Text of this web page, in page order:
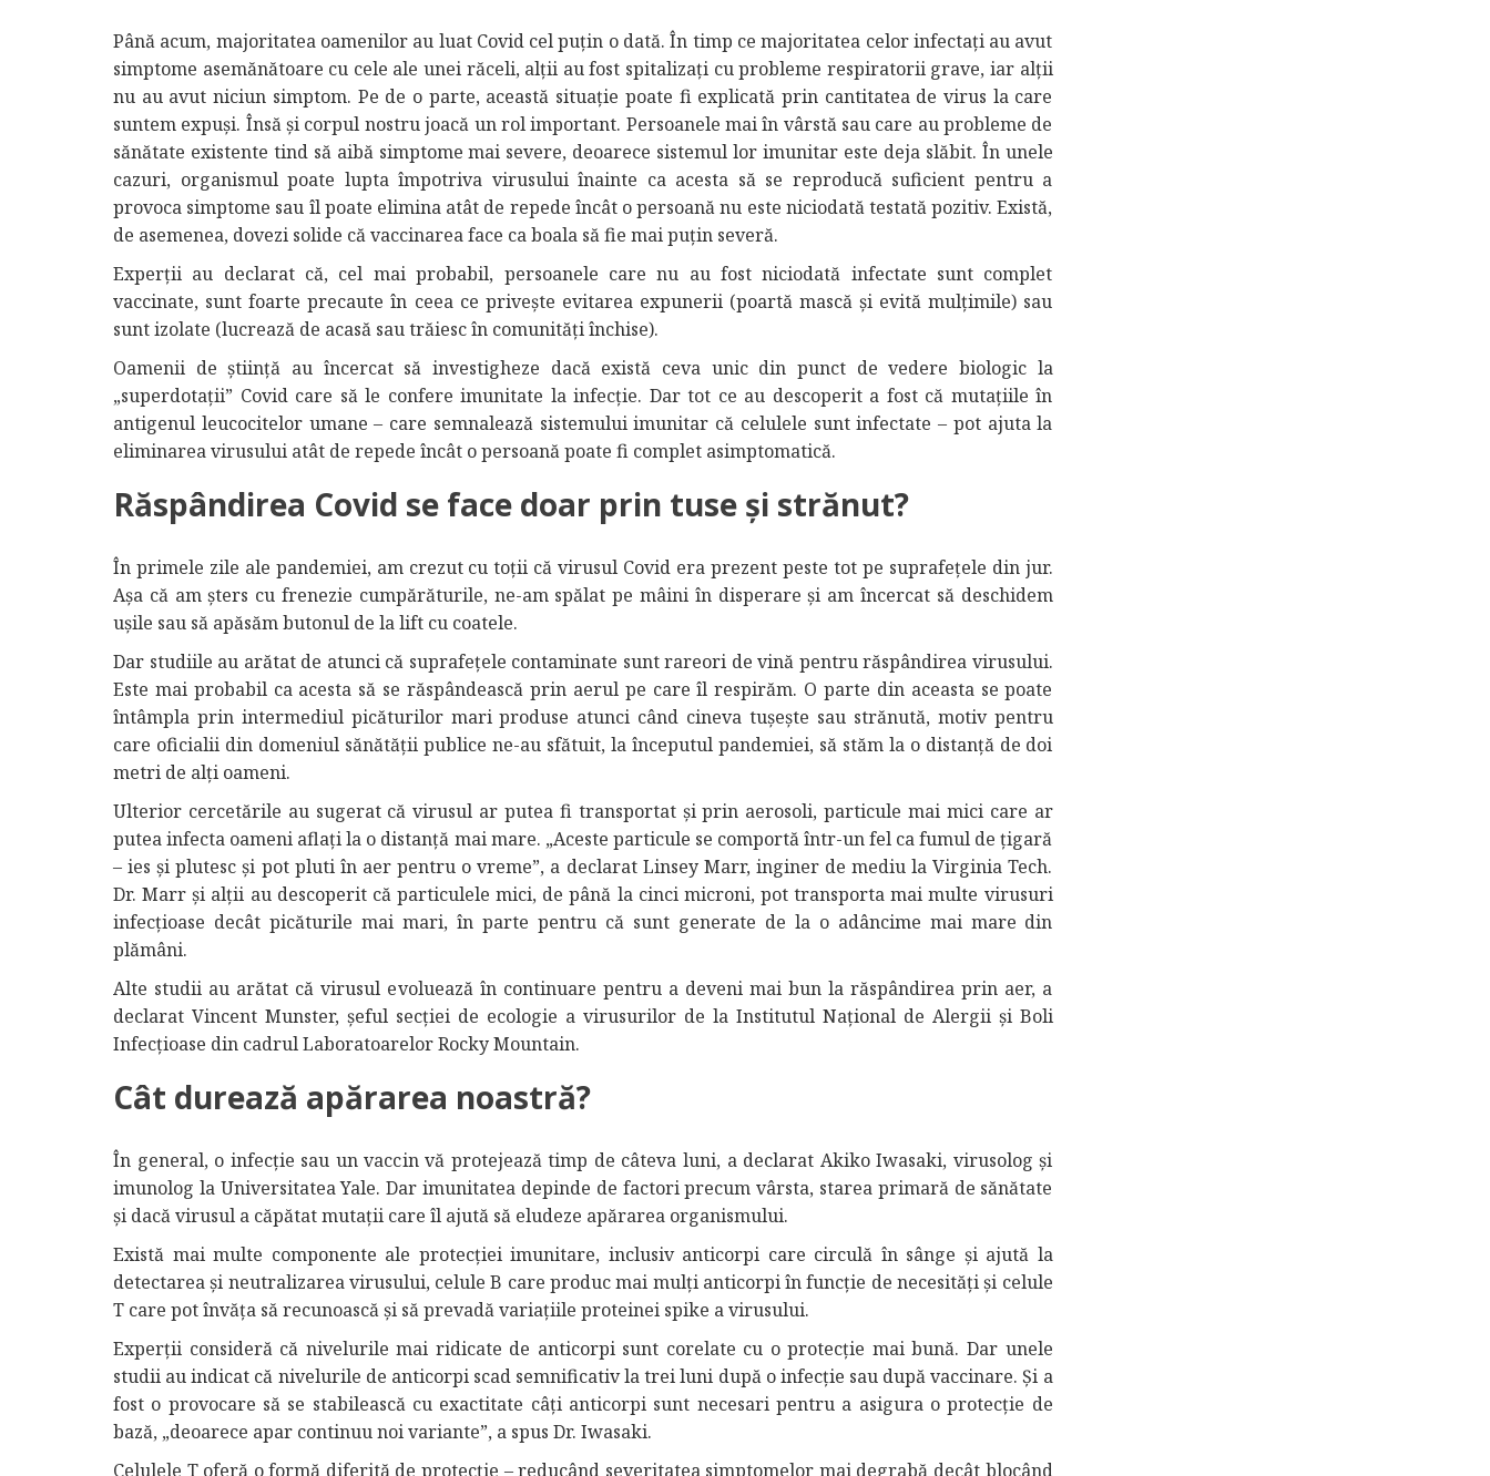
Până acum, majoritatea oamenilor au luat Covid cel puțin o dată. În timp ce majoritatea celor infectați au avut
simptome asemănătoare cu cele ale unei răceli, alții au fost spitalizați cu probleme respiratorii grave, iar alții
nu au avut niciun simptom. Pe de o parte, această situație poate fi explicată prin cantitatea de virus la care
suntem expuși. Însă și corpul nostru joacă un rol important. Persoanele mai în vârstă sau care au probleme de
sănătate existente tind să aibă simptome mai severe, deoarece sistemul lor imunitar este deja slăbit. În unele
cazuri, organismul poate lupta împotriva virusului înainte ca acesta să se reproducă suficient pentru a
provoca simptome sau îl poate elimina atât de repede încât o persoană nu este niciodată testată pozitiv. Există,
de asemenea, dovezi solide că vaccinarea face ca boala să fie mai puțin severă.
Experții au declarat că, cel mai probabil, persoanele care nu au fost niciodată infectate sunt complet
vaccinate, sunt foarte precaute în ceea ce privește evitarea expunerii (poartă mască și evită mulțimile) sau
sunt izolate (lucrează de acasă sau trăiesc în comunități închise).
Oamenii de știință au încercat să investigheze dacă există ceva unic din punct de vedere biologic la
„superdotații” Covid care să le confere imunitate la infecție. Dar tot ce au descoperit a fost că mutațiile în
antigenul leucocitelor umane – care semnalează sistemului imunitar că celulele sunt infectate – pot ajuta la
eliminarea virusului atât de repede încât o persoană poate fi complet asimptomatică.
Răspândirea Covid se face doar prin tuse și strănut?
În primele zile ale pandemiei, am crezut cu toții că virusul Covid era prezent peste tot pe suprafețele din jur.
Așa că am șters cu frenezie cumpărăturile, ne-am spălat pe mâini în disperare și am încercat să deschidem
ușile sau să apăsăm butonul de la lift cu coatele.
Dar studiile au arătat de atunci că suprafețele contaminate sunt rareori de vină pentru răspândirea virusului.
Este mai probabil ca acesta să se răspândească prin aerul pe care îl respirăm. O parte din aceasta se poate
întâmpla prin intermediul picăturilor mari produse atunci când cineva tușește sau strănută, motiv pentru
care oficialii din domeniul sănătății publice ne-au sfătuit, la începutul pandemiei, să stăm la o distanță de doi
metri de alți oameni.
Ulterior cercetările au sugerat că virusul ar putea fi transportat și prin aerosoli, particule mai mici care ar
putea infecta oameni aflați la o distanță mai mare. „Aceste particule se comportă într-un fel ca fumul de țigară
– ies și plutesc și pot pluti în aer pentru o vreme”, a declarat Linsey Marr, inginer de mediu la Virginia Tech.
Dr. Marr și alții au descoperit că particulele mici, de până la cinci microni, pot transporta mai multe virusuri
infecțioase decât picăturile mai mari, în parte pentru că sunt generate de la o adâncime mai mare din
plămâni.
Alte studii au arătat că virusul evoluează în continuare pentru a deveni mai bun la răspândirea prin aer, a
declarat Vincent Munster, șeful secției de ecologie a virusurilor de la Institutul Național de Alergii și Boli
Infecțioase din cadrul Laboratoarelor Rocky Mountain.
Cât durează apărarea noastră?
În general, o infecție sau un vaccin vă protejează timp de câteva luni, a declarat Akiko Iwasaki, virusolog și
imunolog la Universitatea Yale. Dar imunitatea depinde de factori precum vârsta, starea primară de sănătate
și dacă virusul a căpătat mutații care îl ajută să eludeze apărarea organismului.
Există mai multe componente ale protecției imunitare, inclusiv anticorpi care circulă în sânge și ajută la
detectarea și neutralizarea virusului, celule B care produc mai mulți anticorpi în funcție de necesități și celule
T care pot învăța să recunoască și să prevadă variațiile proteinei spike a virusului.
Experții consideră că nivelurile mai ridicate de anticorpi sunt corelate cu o protecție mai bună. Dar unele
studii au indicat că nivelurile de anticorpi scad semnificativ la trei luni după o infecție sau după vaccinare. Și a
fost o provocare să se stabilească cu exactitate câți anticorpi sunt necesari pentru a asigura o protecție de
bază, „deoarece apar continuu noi variante”, a spus Dr. Iwasaki.
Celulele T oferă o formă diferită de protecție – reducând severitatea simptomelor mai degrabă decât blocând